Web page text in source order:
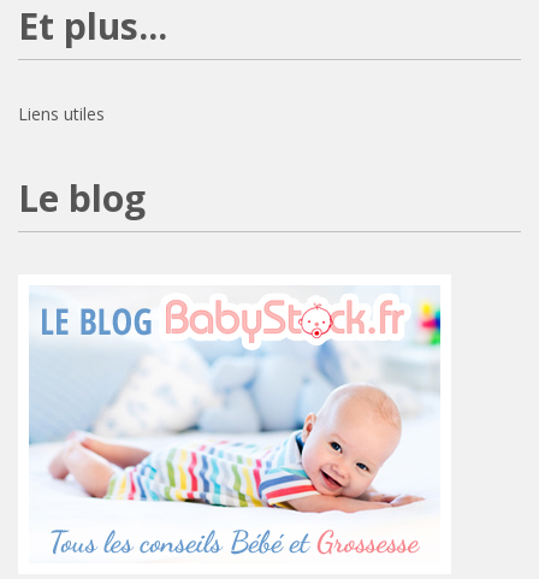
Et plus...
Liens utiles
Le blog